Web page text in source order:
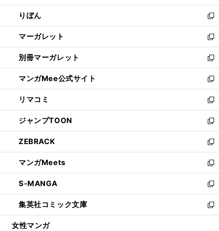
開
く
ウ
で
開
く
ン
ド
ウ
で
開
く
ウ
ィ
ン
ド
ウ
で
開
く
りぼん
新
し
い
ウ
ィ
ン
ド
ウ
で
開
く
マーガレット
新
し
い
ウ
ィ
ン
ド
ウ
で
開
く
別冊マーガレット
新
し
い
ウ
ィ
ン
ド
ウ
で
開
く
マンガMee公式サイト
新
し
い
ウ
ィ
ン
ド
ウ
で
開
く
リマコミ
新
し
い
ウ
ィ
ン
ド
ウ
で
開
く
ジャンプTOON
新
し
い
ウ
ィ
ン
ド
ウ
で
開
ZEBRACK
新
し
い
ウ
ィ
ン
ド
ウ
マンガMeets
新
し
い
ウ
ィ
ン
S-MANGA
新
し
い
ウ
集英社コミック文庫
新
し
女性マンガ